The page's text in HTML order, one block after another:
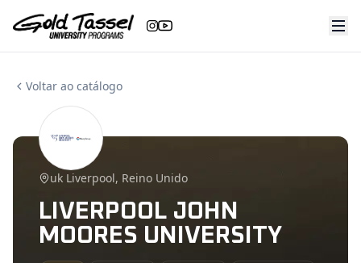
para
o
para
o
Voltar ao catálogo
uk Liverpool, Reino Unido
LIVERPOOL JOHN
MOORES UNIVERSITY